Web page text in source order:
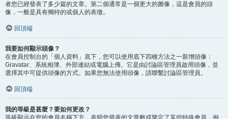
者您已經發表了多少篇的文章。第二個通常是一個更大的圖像，這是會員的頭
像，一般是具有獨特的或個人的表徵。
回頂端
我要如何顯示頭像？
在會員控制台的「個人資料」底下，您可以使用底下四種方法之一新增頭像：
Gravatar、系統相簿、外部連結或電腦上傳。它是由討論區管理員啟用頭像，並
選擇其中可提供頭像的方式。如果您無法使用頭像，請聯繫討論區管理員。
回頂端
我的等級是甚麼？要如何更改？
等級顯示在您的會員名稱下方，表明您發表的文章數或鑒定了某些特殊會員，例